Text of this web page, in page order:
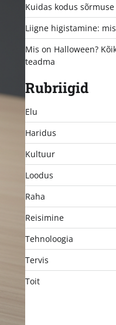
Kuidas kodus
Liigne higistamine:
Mis on Halloween?
teadma
Rubriigid
Elu
Haridus
Kultuur
Loodus
Raha
Reisimine
Tehnoloogia
Tervis
Toit